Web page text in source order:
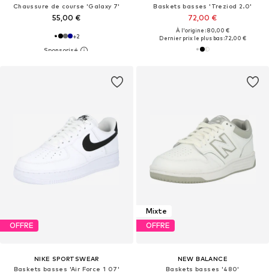
Chaussure de course 'Galaxy 7'
55,00 €
+2
Baskets basses 'Treziod 2.0'
72,00 €
À l'origine : 80,00 €
Dernier prix le plus bas :72,00 €
OFFRE
NIKE SPORTSWEAR
Baskets basses 'Air Force 1 07'
Mixte
OFFRE
NEW BALANCE
Baskets basses '480'